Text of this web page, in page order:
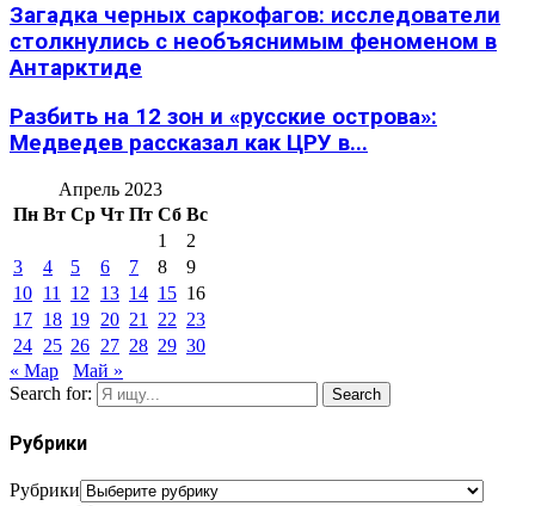
Загадка черных саркофагов: исследователи
столкнулись с необъяснимым феноменом в
Антарктиде
Разбить на 12 зон и «русские острова»:
Медведев рассказал как ЦРУ в...
Апрель 2023
Пн Вт Ср Чт Пт Сб Вс
1
2
3
4 5 6 7 8
9
10 11 12 13 14 15 16
17 18 19 20 21 22 23
24 25 26 27 28 29 30
« Мар
Май »
Search for:
Search
Рубрики
Рубрики